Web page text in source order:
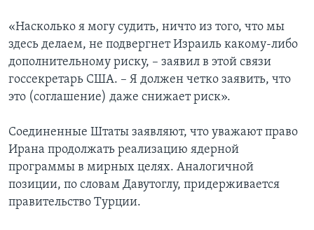
«Насколько я могу судить, ничто из того, что мы
здесь делаем, не подвергнет Израиль какому-либо
дополнительному риску, – заявил в этой связи
госсекретарь США. – Я должен четко заявить, что
это (соглашение) даже снижает риск».
Соединенные Штаты заявляют, что уважают право
Ирана продолжать реализацию ядерной
программы в мирных целях. Аналогичной
позиции, по словам Давутоглу, придерживается
правительство Турции.